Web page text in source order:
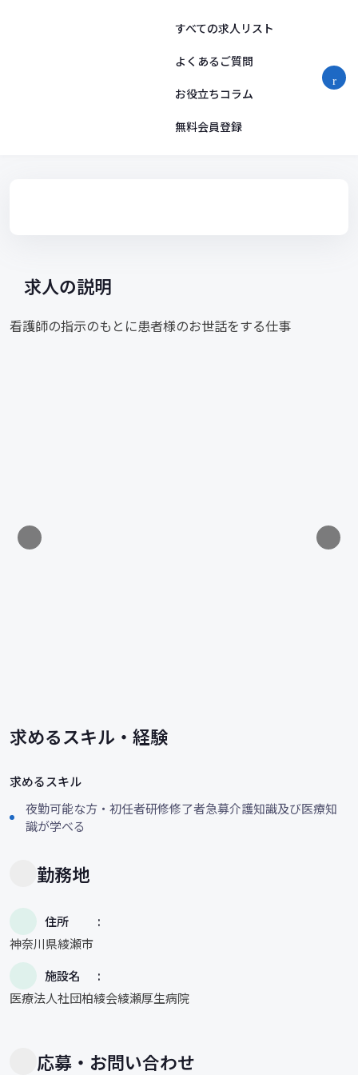
すべての求人リスト
よくあるご質問
お役立ちコラム
無料会員登録
求人の説明
看護師の指示のもとに患者様のお世話をする仕事
求めるスキル・経験
求めるスキル
夜勤可能な方・初任者研修修了者急募介護知識及び医療知
識が学べる
勤務地
住所
神奈川県綾瀬市
施設名
医療法人社団柏綾会綾瀬厚生病院
応募・お問い合わせ